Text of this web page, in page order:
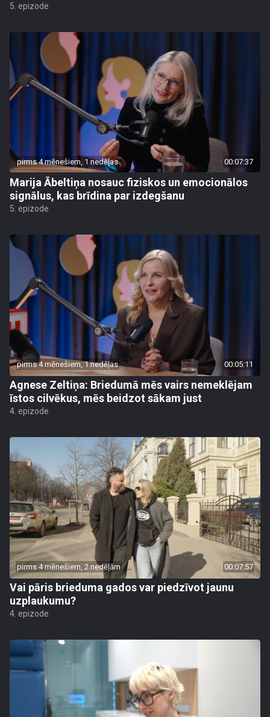
5. epizode
pirms 4 mēnešiem, 1 nedēļas 00:07:37
Marija Ābeltiņa nosauc fiziskos un emocionālos
signālus, kas brīdina par izdegšanu
5. epizode
pirms 4 mēnešiem, 1 nedēļas 00:05:11
Agnese Zeltiņa: Briedumā mēs vairs nemeklējam
īstos cilvēkus, mēs beidzot sākam just
4. epizode
pirms 4 mēnešiem, 2 nedēļām 00:07:57
Vai pāris brieduma gados var piedzīvot jaunu
uzplaukumu?
4. epizode